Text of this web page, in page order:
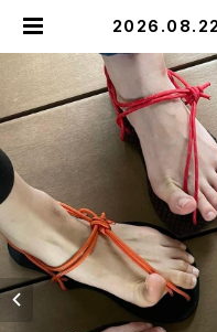
プ 【定員5】あ
®︎ワークショ